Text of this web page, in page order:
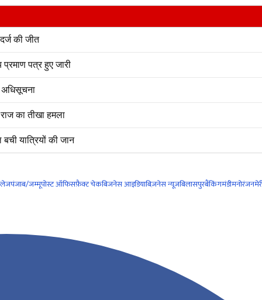
की जीत
पत्र हुए जारी
अधिसूचना
का तीखा हमला
यात्रियों की जान
पंजाब/जम्मूपोस्ट ऑफिसफ़ैक्ट चेकबिजनेस आइडियाबिज़नेस न्यूज़बिलासपुरबैंकिंगमंडीमनोरंजन